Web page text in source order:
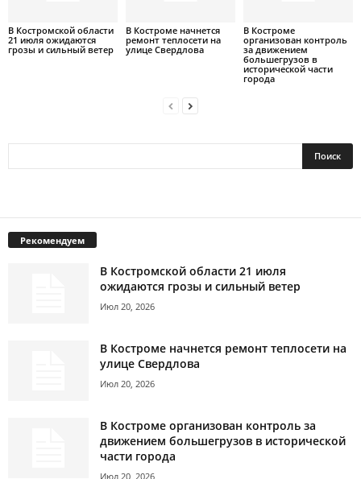
В Костромской области
21 июля ожидаются
грозы и сильный ветер
В Костроме начнется
ремонт теплосети на
улице Свердлова
В Костроме
организован контроль
за движением
большегрузов в
исторической части
города
Рекомендуем
В Костромской области 21 июля
ожидаются грозы и сильный ветер
Июл 20, 2026
В Костроме начнется ремонт теплосети на
улице Свердлова
Июл 20, 2026
В Костроме организован контроль за
движением большегрузов в исторической
части города
Июл 20, 2026